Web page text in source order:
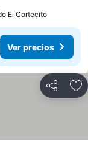
precios
El Cortecito
Ver precios
Compartir